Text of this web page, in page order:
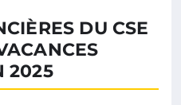
DU CSE
2025